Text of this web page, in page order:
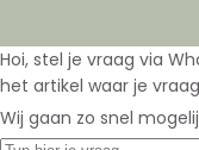
Hoi, stel je vraag via
het artikel waar je
Wij gaan zo snel